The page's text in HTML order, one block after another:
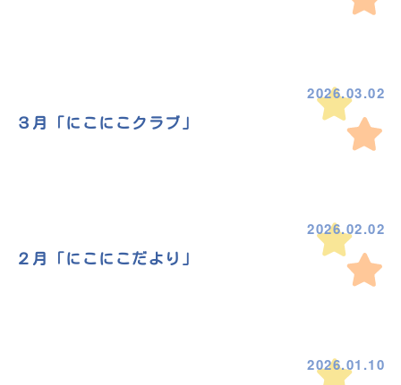
2026.03.02
３月「にこにこクラブ」
2026.02.02
２月「にこにこだより」
2026.01.10